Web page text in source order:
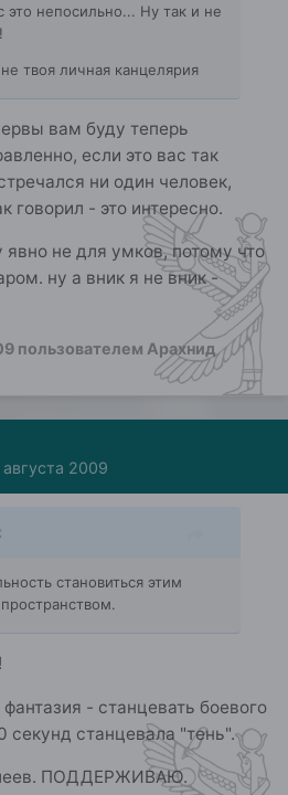
непосильно... Ну так и не
твоя личная канцелярия
вам буду теперь
если это вас так
ни один человек,
говорил - это интересно.
явно не для умков, потому что
ну а вник я не вник -
пользователем Арахнид
августа 2009
становиться этим
- станцевать боевого
секунд станцевала "тень".
ПОДДЕРЖИВАЮ.